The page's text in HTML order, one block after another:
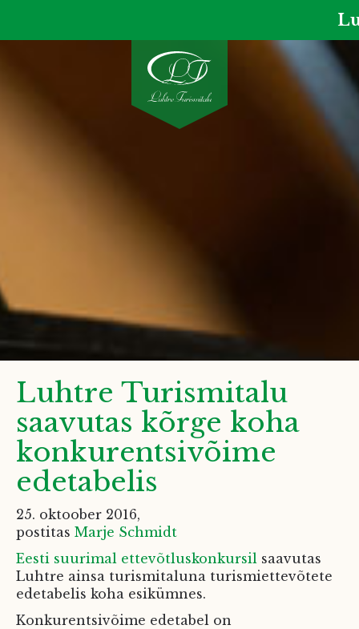
Luhtre Turismitalu
saavutas kõrge koha
konkurentsivõime
edetabelis
25. oktoober 2016,
postitas Marje Schmidt
Eesti suurimal ettevõtluskonkursil saavutas
Luhtre ainsa turismitaluna turismiettevõtete
edetabelis koha esikümnes.
Konkurentsivõime edetabel on